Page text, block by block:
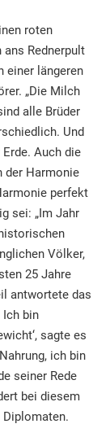
roten
Rednerpult
einer längeren
„Die Milch
alle Brüder
Und
Auch die
der Harmonie
perfekt
sei: „Im Jahr
Völker,
25 Jahre
antwortete das
Ich bin
sagte es
ich bin
seiner Rede
bei diesem
Diplomaten.